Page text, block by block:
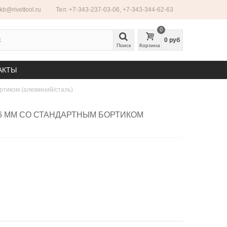
Тел: +7-343-237-03-06, +7-343-344-62-63
Поиск Корзина
0
0 руб
(алюминий/сталь)
ММ СО СТАНДАРТНЫМ БОРТИКОМ